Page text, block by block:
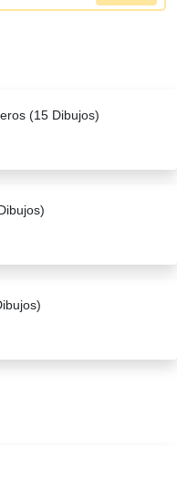
(15 Dibujos)